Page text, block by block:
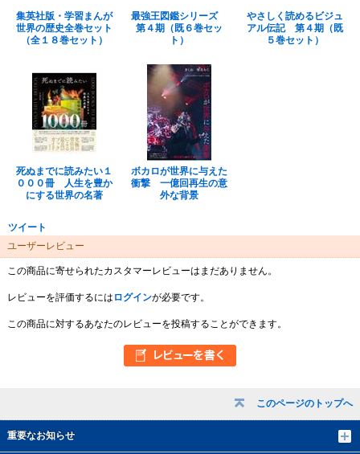
このページのトップへ
重要なお知らせ
集英社版・学習まんが
世界の歴史全巻セット
（全１８巻セット）
最強王図鑑シリーズ
第４期（既６巻セッ
ト）
やさしく読めるビジュ
アル伝記 第４期（既
５巻セット）
死ぬまでに読みたい１
０００冊 人生を豊か
にする世界の名著
ボカロが世界に与えた
衝撃 一億回再生の意
外な背景
ツイート
ユーザーレビュー
この商品に寄せられたカスタマーレビューはまだありません。
レビューを評価するには ログインが必要です。
この商品に対するあなたのレビューを投稿することができます。